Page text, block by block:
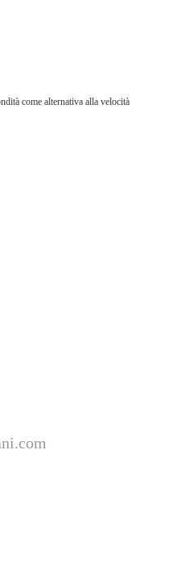
come alternativa alla velocità